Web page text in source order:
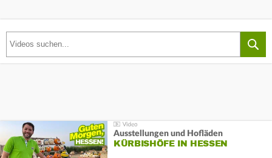
Ausstellungen und Hofläden
KÜRBISHÖFE IN HESSEN